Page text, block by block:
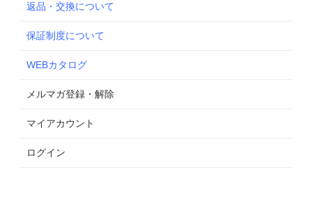
返品・交換について
保証制度について
WEBカタログ
メルマガ登録・解除
マイアカウント
ログイン